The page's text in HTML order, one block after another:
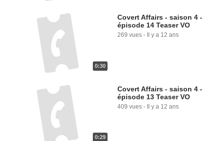
0:30
Covert Affairs - saison 4 -
épisode 14 Teaser VO
269 vues - Il y a 12 ans
0:29
Covert Affairs - saison 4 -
épisode 13 Teaser VO
409 vues - Il y a 12 ans